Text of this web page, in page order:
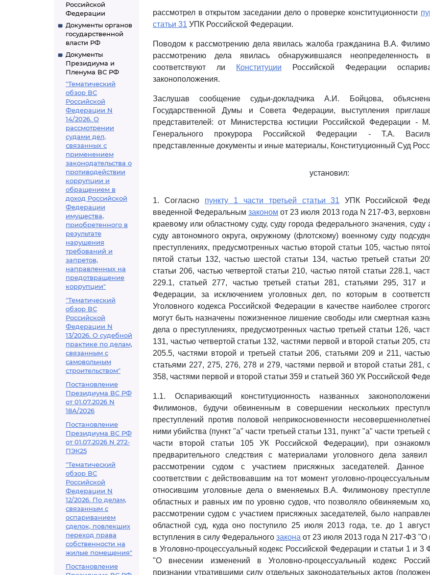
Российской
Федерации
Документы органов
государственной
власти РФ
Документы
Президиума и
Пленума ВС РФ
"Тематический
обзор ВС
Российской
Федерации N
14/2026. О
рассмотрении
судами дел,
связанных с
применением
законодательства о
противодействии
коррупции и
обращением в
доход Российской
Федерации
имущества,
приобретенного в
результате
нарушения
требований и
запретов,
направленных на
предотвращение
коррупции"
"Тематический
обзор ВС
Российской
Федерации N
13/2026. О судебной
практике по делам,
связанным с
самовольным
строительством"
Постановление
Президиума ВС РФ
от 01.07.2026 N
18А/2026
Постановление
Президиума ВС РФ
от 01.07.2026 N 272-
ПЭК25
"Тематический
обзор ВС
Российской
Федерации N
12/2026. По делам,
связанным с
оспариванием
сделок, повлекших
переход права
собственности на
жилые помещения"
Постановление
рассмотрел в открытом заседании дело о проверке конституционности
статьи 31 УПК Российской Федерации.
Поводом к рассмотрению дела явилась жалоба гражданина В.А.
рассмотрению дела явилась обнаружившаяся
соответствуют ли
Конституции Российской Федерации
законоположения.
Заслушав сообщение судьи-докладчика А.И. Бойцова,
Государственной Думы и Совета Федерации, выступления
представителей: от Министерства юстиции Российской Федерации -
Генерального прокурора Российской Федерации - Т.А.
представленные документы и иные материалы, Конституционный Суд
установил:
1. Согласно пункту 1 части третьей статьи 31 УПК Российской
введенной Федеральнымзаконом от 23 июля 2013 года N 217-ФЗ,
краевому или областному суду, суду города федерального значения, суду
суду автономного округа, окружному (флотскому) военному суду
преступлениях, предусмотренных частью второй статьи 105, частью
пятой статьи 132, частью шестой статьи 134, частью третьей статьи
статьи 206, частью четвертой статьи 210, частью пятой статьи 228.1,
229.1, статьей 277, частью третьей статьи 281, статьями 295, 317
Федерации, за исключением уголовных дел, по которым в
Уголовного кодекса Российской Федерации в качестве наиболее
могут быть назначены пожизненное лишение свободы или смертная
дела о преступлениях, предусмотренных частью третьей статьи 126,
131, частью четвертой статьи 132, частями первой и второй статьи 205,
205.5, частями второй и третьей статьи 206, статьями 209 и 211,
статьями 227, 275, 276, 278 и 279, частями первой и второй статьи 281,
358, частями первой и второй статьи 359 и статьей 360 УК Российской
1.1. Оспаривающий конституционность названных
Филимонов, будучи обвиненным в совершении нескольких
преступлений против половой неприкосновенности
ними убийства (пункт "а" части третьей статьи 131, пункт "а" части третьей
части второй статьи 105 УК Российской Федерации), при
предварительного следствия с материалами уголовного дела
рассмотрении судом с участием присяжных заседателей.
соответствии с действовавшим на тот момент уголовно-процессуальным
относившим уголовные дела о вменяемых В.А. Филимонову
областных и равных им по уровню судов, что позволяло обвиняемым
рассмотрении судом с участием присяжных заседателей, было
областной суд, куда оно поступило 25 июля 2013 года, т.е. до 1
вступления в силу Федерального закона от 23 июля 2013 года N 217-ФЗ "О
в Уголовно-процессуальный кодекс Российской Федерации и статьи 1 и 3
"О внесении изменений в Уголовно-процессуальный кодекс
признании утратившими силу отдельных законодательных актов